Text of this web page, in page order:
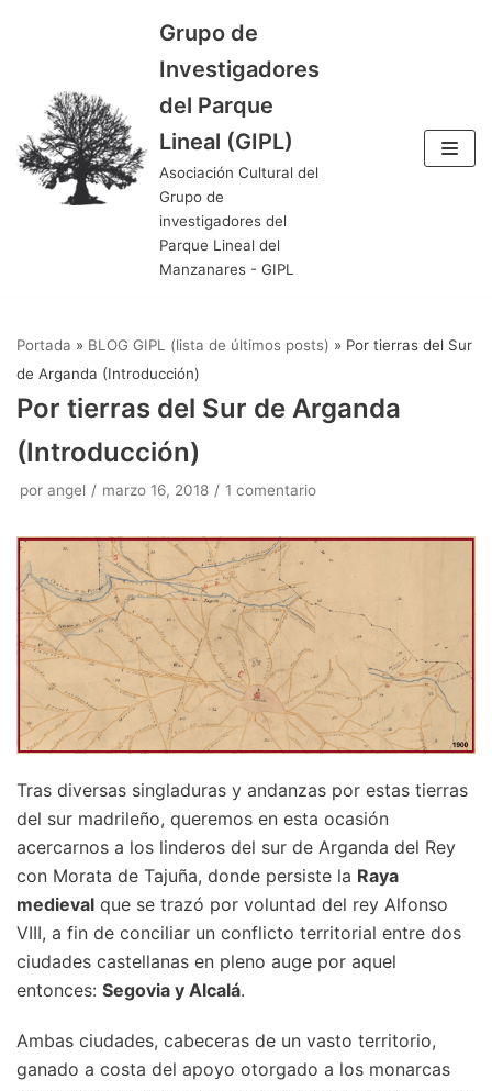
contenido
Grupo de
Investigadores
del Parque
Lineal (GIPL)
Asociación Cultural del
Grupo de
investigadores del
Parque Lineal del
Manzanares - GIPL
Portada » BLOG GIPL (lista de últimos posts) » Por tierras del Sur
de Arganda (Introducción)
Por tierras del Sur de Arganda
(Introducción)
por angel marzo 16, 2018 1 comentario
Tras diversas singladuras y andanzas por estas tierras
del sur madrileño, queremos en esta ocasión
acercarnos a los linderos del sur de Arganda del Rey
con Morata de Tajuña, donde persiste la Raya
medieval que se trazó por voluntad del rey Alfonso
VIII, a fin de conciliar un conflicto territorial entre dos
ciudades castellanas en pleno auge por aquel
entonces: Segovia y Alcalá.
Ambas ciudades, cabeceras de un vasto territorio,
ganado a costa del apoyo otorgado a los monarcas